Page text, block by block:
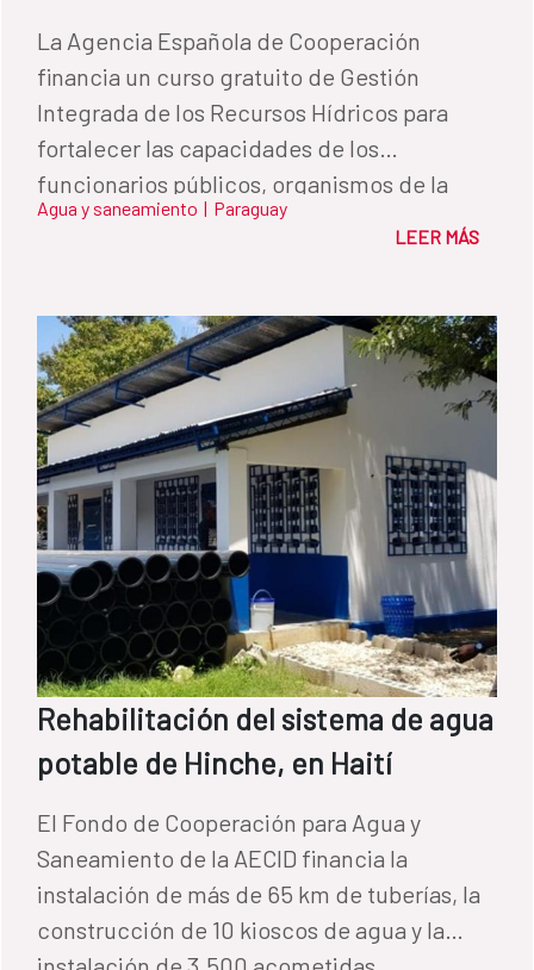
La Agencia Española de Cooperación
financia un curso gratuito de Gestión
Integrada de los Recursos Hídricos para
fortalecer las capacidades de los
funcionarios públicos, organismos de la
sociedad civil y organizaciones vinculadas a
Agua y saneamiento | Paraguay
LEER MÁS
Rehabilitación del sistema de agua
potable de Hinche, en Haití
El Fondo de Cooperación para Agua y
Saneamiento de la AECID financia la
instalación de más de 65 km de tuberías, la
construcción de 10 kioscos de agua y la